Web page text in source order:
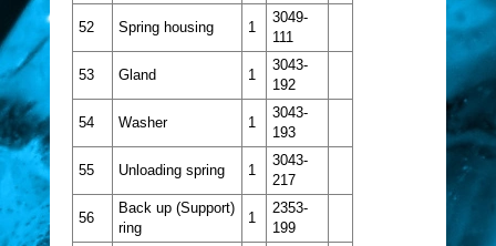
52 Spring housing 1
3049-
111
53 Gland 1
3043-
192
54 Washer 1
3043-
193
55 Unloading spring 1
3043-
217
56
Back up (Support)
ring
1
2353-
199